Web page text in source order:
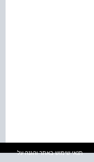
תנאי שימוש באתר והגנה על